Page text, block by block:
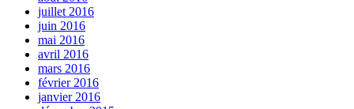
juillet 2016
juin 2016
mai 2016
avril 2016
mars 2016
février 2016
janvier 2016